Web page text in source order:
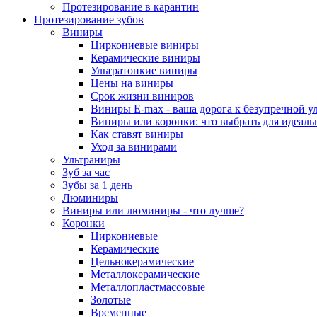
Протезирование в карантин
Протезирование зубов
Виниры
Циркониевые виниры
Керамические виниры
Ультратонкие виниры
Цены на виниры
Срок жизни виниров
Виниры E-max - ваша дорога к безупречной
Виниры или коронки: что выбрать для
Как ставят виниры
Уход за винирами
Ультраниры
Зуб за час
Зубы за 1 день
Люминиры
Виниры или люминиры - что лучше?
Коронки
Циркониевые
Керамические
Цельнокерамические
Металлокерамические
Металлопластмассовые
Золотые
Временные